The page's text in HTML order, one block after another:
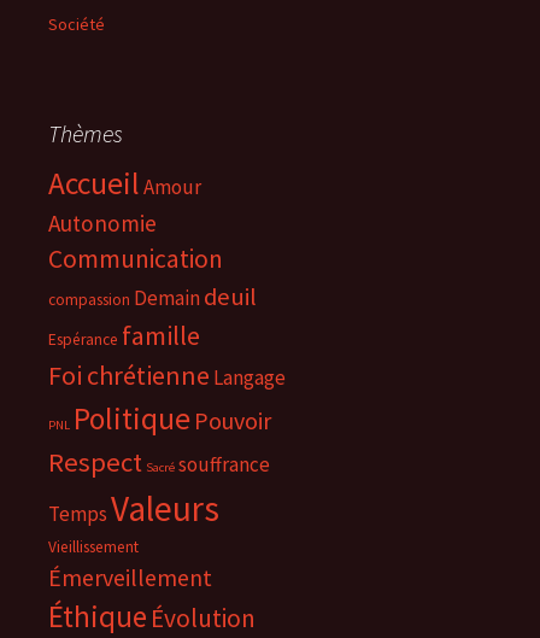
Société
Thèmes
AccueilAmour
Autonomie
Communication
compassion Demaindeuil
Espérance famille
Foi chrétienne Langage
PNL Politique Pouvoir
Respect Sacré souffrance
TempsValeurs
Vieillissement
Émerveillement
Éthique Évolution